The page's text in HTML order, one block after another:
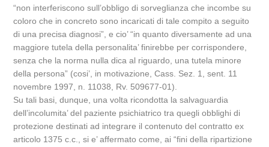
“non interferiscono sull’obbligo di sorveglianza che incombe su
coloro che in concreto sono incaricati di tale compito a seguito
di una precisa diagnosi”, e cio’ “in quanto diversamente ad una
maggiore tutela della personalita’ finirebbe per corrispondere,
senza che la norma nulla dica al riguardo, una tutela minore
della persona” (cosi’, in motivazione, Cass. Sez. 1, sent. 11
novembre 1997, n. 11038, Rv. 509677-01).
Su tali basi, dunque, una volta ricondotta la salvaguardia
dell’incolumita’ del paziente psichiatrico tra quegli obblighi di
protezione destinati ad integrare il contenuto del contratto ex
articolo 1375 c.c., si e’ affermato come, ai “fini della ripartizione